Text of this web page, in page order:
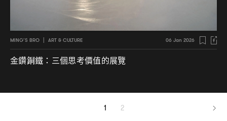
MING’S BRO ART & CULTURE 06 Jan 2026
金鑽銅鐵 ： 三個思考價值的展覽
1 2